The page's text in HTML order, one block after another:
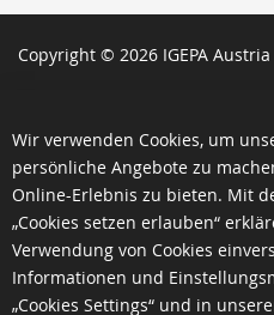
Copyright © 2026 IGEPA Austria
Wir verwenden Cookies, um
persönliche Angebote zu
Online-Erlebnis zu bieten. Mit
„Cookies setzen erlauben“
Verwendung von Cookies
Informationen und
„Cookies Settings“ und in